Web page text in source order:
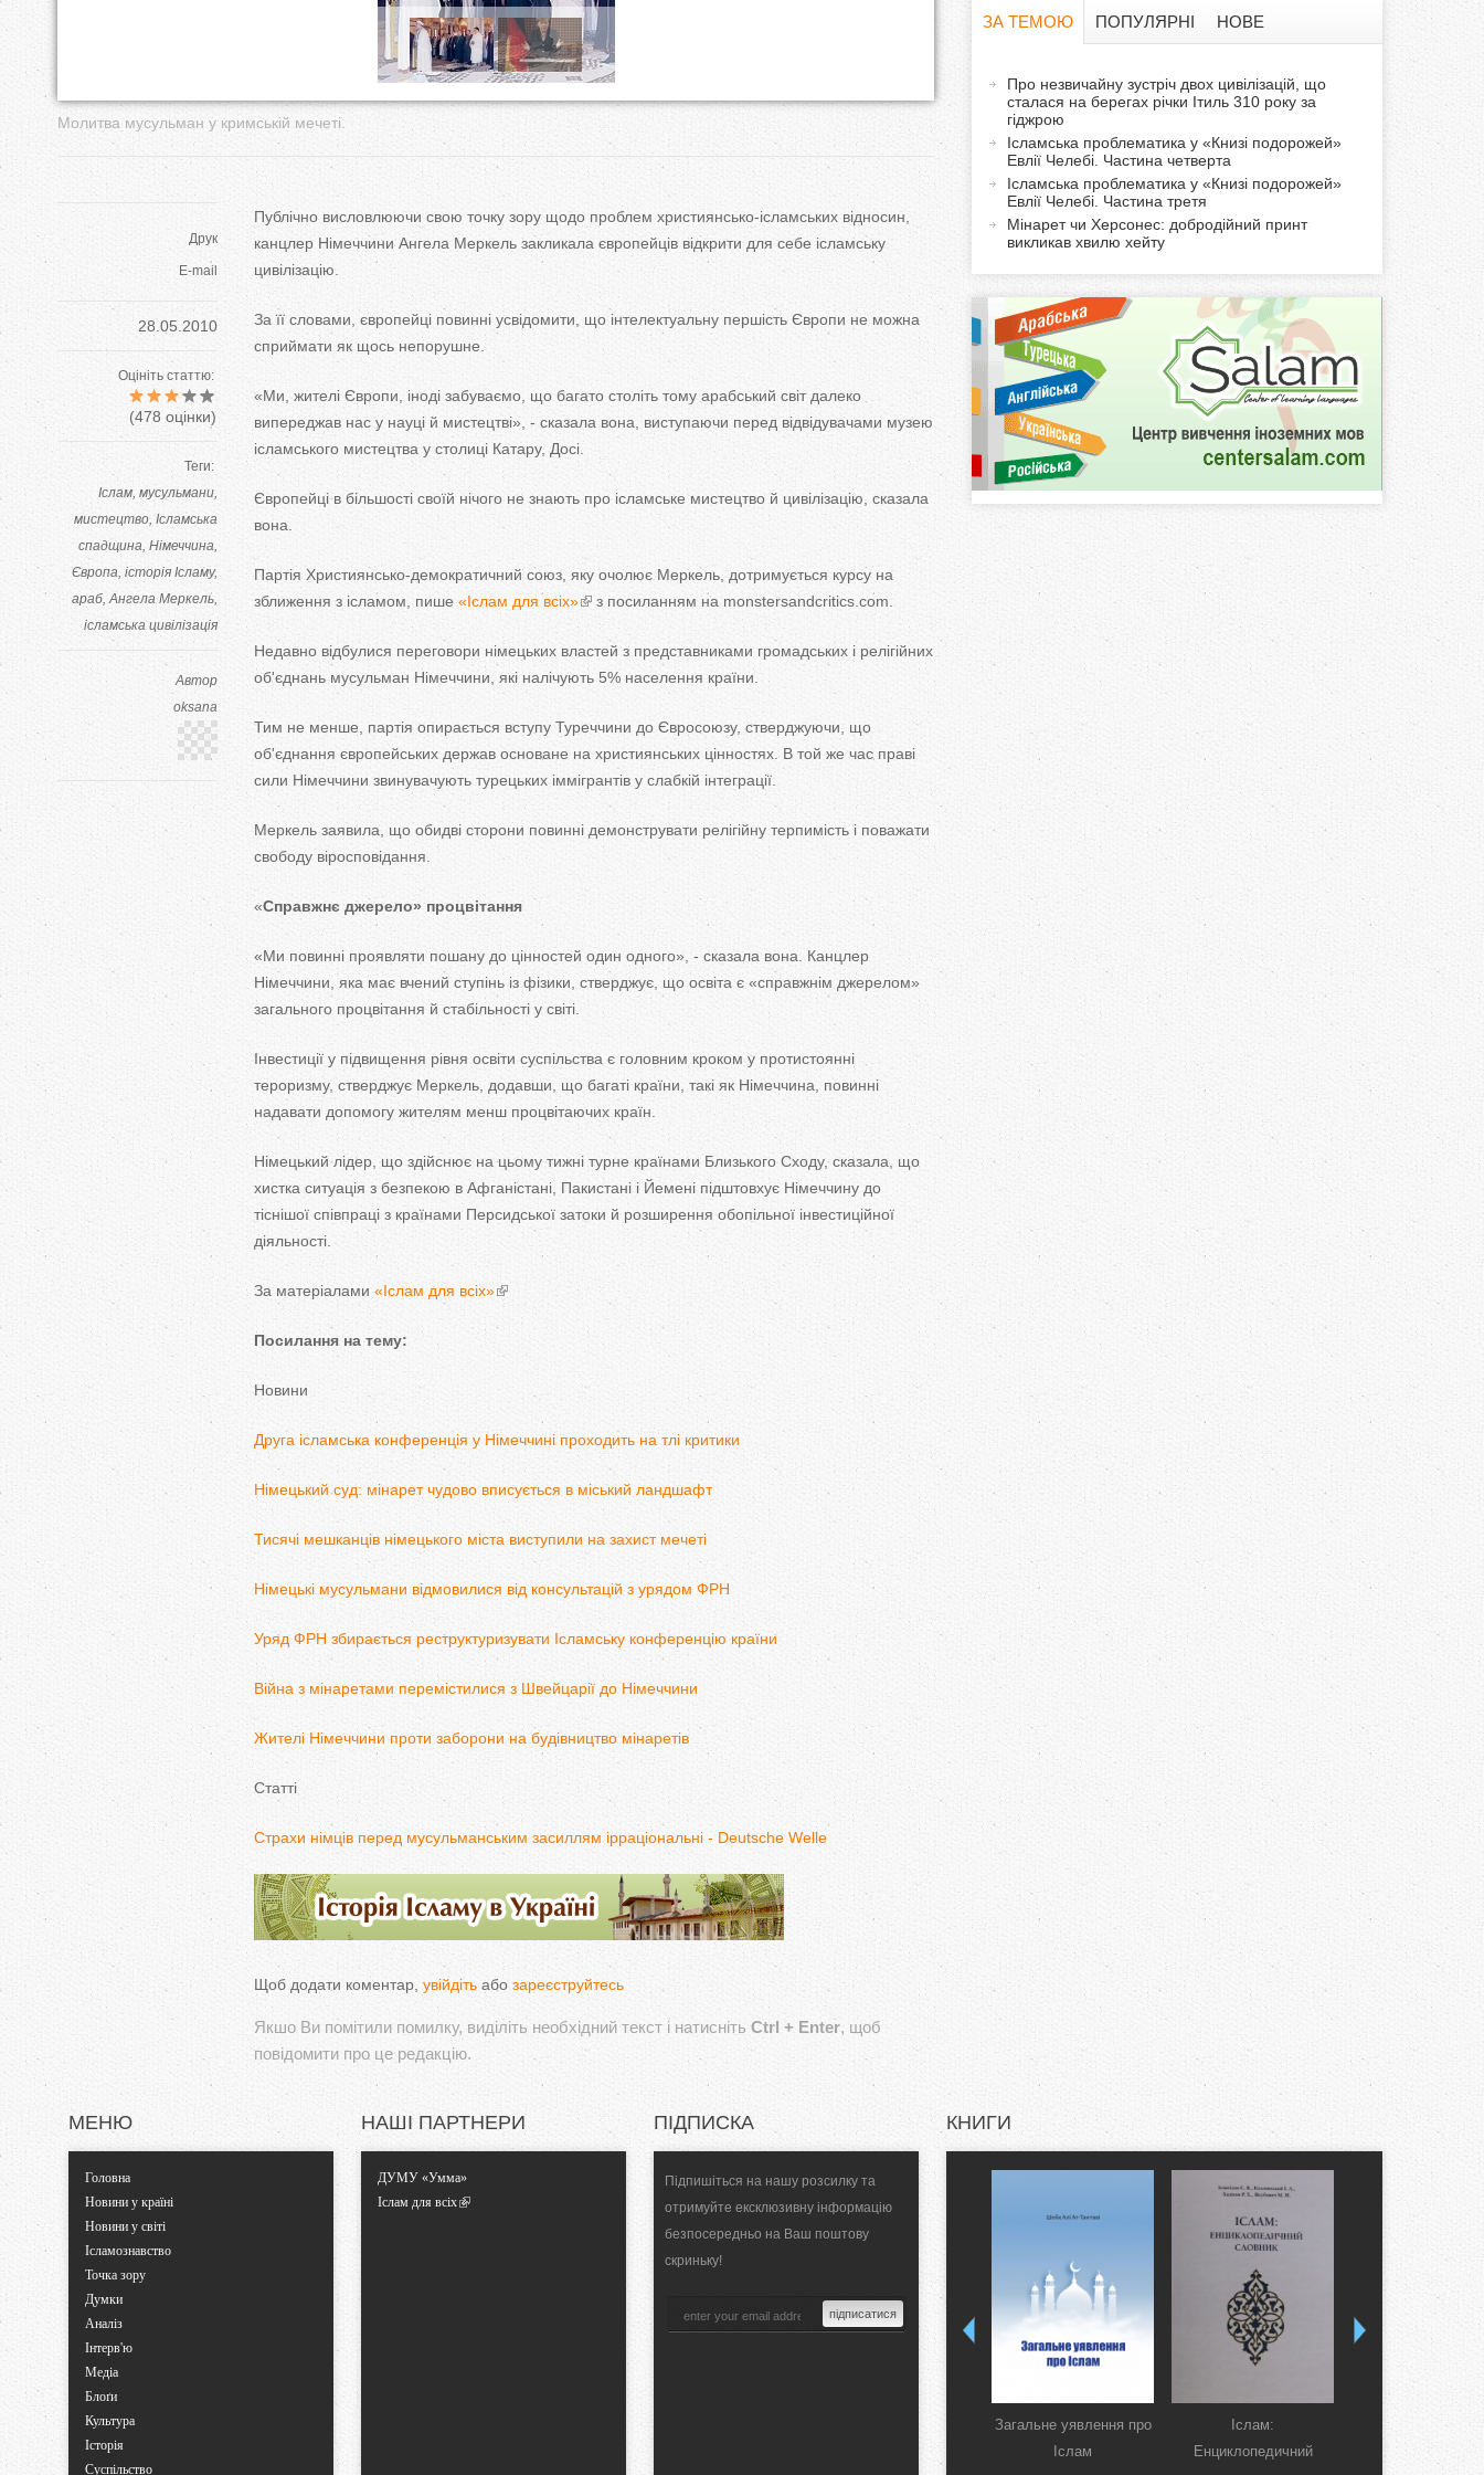
Молитва мусульман у кримській мечеті.
Друк
E-mail
28.05.2010
Оцініть статтю:
(478 оцінки)
Теги:
Іслам мусульмани
мистецтво Ісламська
спадщина Німеччина
Європа історія Ісламу
араб Ангела Меркель
ісламська цивілізація
Автор
oksana
Публічно висловлюючи свою точку зору щодо проблем християнсько-ісламських відносин,
канцлер Німеччини Ангела Меркель закликала європейців відкрити для себе ісламську
цивілізацію.
За її словами, європейці повинні усвідомити, що інтелектуальну першість Європи не можна
сприймати як щось непорушне.
«Ми, жителі Європи, іноді забуваємо, що багато століть тому арабський світ далеко
випереджав нас у науці й мистецтві», - сказала вона, виступаючи перед відвідувачами музею
ісламського мистецтва у столиці Катару, Досі.
Європейці в більшості своїй нічого не знають про ісламське мистецтво й цивілізацію, сказала
вона.
Партія Християнсько-демократичний союз, яку очолює Меркель, дотримується курсу на
зближення з ісламом, пише «Іслам для всіх» з посиланням на monstersandcritics.com.
Недавно відбулися переговори німецьких властей з представниками громадських і релігійних
об'єднань мусульман Німеччини, які налічують 5% населення країни.
Тим не менше, партія опирається вступу Туреччини до Євросоюзу, стверджуючи, що
об'єднання європейських держав основане на християнських цінностях. В той же час праві
сили Німеччини звинувачують турецьких іммігрантів у слабкій інтеграції.
Меркель заявила, що обидві сторони повинні демонструвати релігійну терпимість і поважати
свободу віросповідання.
«Справжнє джерело» процвітання
«Ми повинні проявляти пошану до цінностей один одного», - сказала вона. Канцлер
Німеччини, яка має вчений ступінь із фізики, стверджує, що освіта є «справжнім джерелом»
загального процвітання й стабільності у світі.
Інвестиції у підвищення рівня освіти суспільства є головним кроком у протистоянні
тероризму, стверджує Меркель, додавши, що багаті країни, такі як Німеччина, повинні
надавати допомогу жителям менш процвітаючих країн.
Німецький лідер, що здійснює на цьому тижні турне країнами Близького Сходу, сказала, що
хистка ситуація з безпекою в Афганістані, Пакистані і Йемені підштовхує Німеччину до
тіснішої співпраці з країнами Персидської затоки й розширення обопільної інвестиційної
діяльності.
За матеріалами «Іслам для всіх»
Посилання на тему:
Новини
Друга ісламська конференція у Німеччині проходить на тлі критики
Німецький суд: мінарет чудово вписується в міський ландшафт
Тисячі мешканців німецького міста виступили на захист мечеті
Німецькі мусульмани відмовилися від консультацій з урядом ФРН
Уряд ФРН збирається реструктуризувати Ісламську конференцію країни
Війна з мінаретами перемістилися з Швейцарії до Німеччини
Жителі Німеччини проти заборони на будівництво мінаретів
Статті
Страхи німців перед мусульманським засиллям ірраціональні - Deutsche Welle
Щоб додати коментар, увійдіть або зареєструйтесь
Якшо Ви помітили помилку, виділіть необхідний текст і натисніть Ctrl + Enter, щоб
повідомити про це редакцію.
а
ф
о
р
м
а
o
n
a
l
T
b
s
ЗА ТЕМОЮ
в
в
к
ПОПУЛЯРНІ НОВЕ
Про незвичайну зустріч двох цивілізацій, що
сталася на берегах річки Ітиль 310 року за
гіджрою
Ісламська проблематика у «Книзі подорожей»
Евлії Челебі. Частина четверта
Ісламська проблематика у «Книзі подорожей»
Евлії Челебі. Частина третя
Мінарет чи Херсонес: добродійний принт
викликав хвилю хейту
МЕНЮ
Головна
Новини у країні
Новини у світі
Ісламознавство
Точка зору
Думки
Аналіз
Інтерв'ю
Медіа
Блоґи
Культура
Історія
Суспільство
НАШІ ПАРТНЕРИ
ДУМУ «Умма»
Іслам для всіх
ПІДПИСКА
Підпишіться на нашу розсилку та
отримуйте ексклюзивну інформацію
безпосередньо на Ваш поштову
скриньку!
КНИГИ
Загальне уявлення про
Іслам
Іслам:
Енциклопедичний
Коран.
смислів